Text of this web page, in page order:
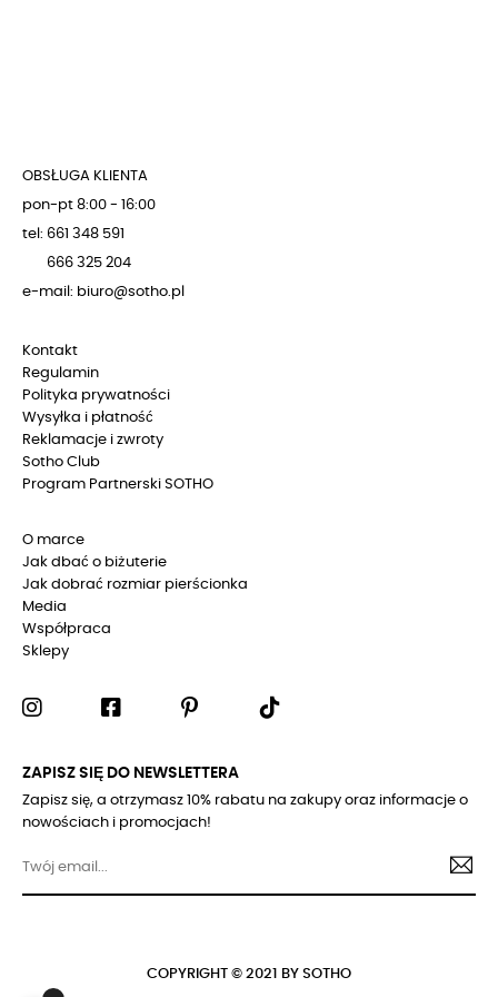
OBSŁUGA KLIENTA
pon-pt 8:00 - 16:00
tel: 661 348 591
666 325 204
e-mail: biuro@sotho.pl
Kontakt
Regulamin
Polityka prywatności
Wysyłka i płatność
Reklamacje i zwroty
Sotho Club
Program Partnerski SOTHO
O marce
Jak dbać o biżuterie
Jak dobrać rozmiar pierścionka
Media
Współpraca
Sklepy
ZAPISZ SIĘ DO NEWSLETTERA
Zapisz się, a otrzymasz 10% rabatu na zakupy oraz informacje o
nowościach i promocjach!
COPYRIGHT © 2021 BY SOTHO